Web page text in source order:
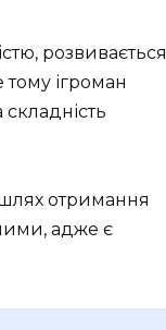
розвивається
ігроман
шлях отримання
адже є